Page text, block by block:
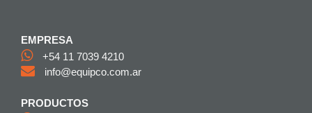
EMPRESA
+54 11 7039 4210
info@equipco.com.ar
PRODUCTOS